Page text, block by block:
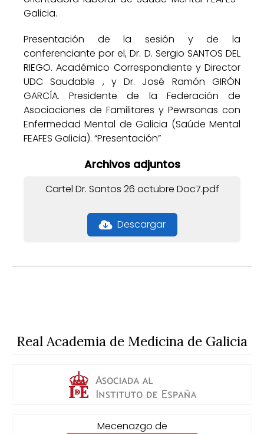
Galicia.
Presentación de la sesión y de la
conferenciante por el, Dr. D. Sergio SANTOS DEL
RIEGO. Académico Correspondiente y Director
UDC Saudable , y Dr. José Ramón GIRÓN
GARCÍA. Presidente de la Federación de
Asociaciones de Familitares y Pewrsonas con
Enfermedad Mental de Galicia (Saúde Mental
FEAFES Galicia). “Presentación”
Archivos adjuntos
Cartel Dr. Santos 26 octubre Doc7.pdf
Descargar
Real Academia de Medicina de Galicia
Mecenazgo de